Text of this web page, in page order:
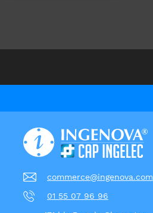
commerce@ingenova.com
01 55 07 96 96